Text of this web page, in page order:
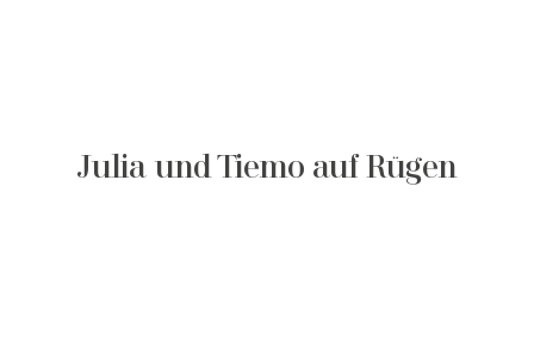
Julia und Tiemo auf Rügen